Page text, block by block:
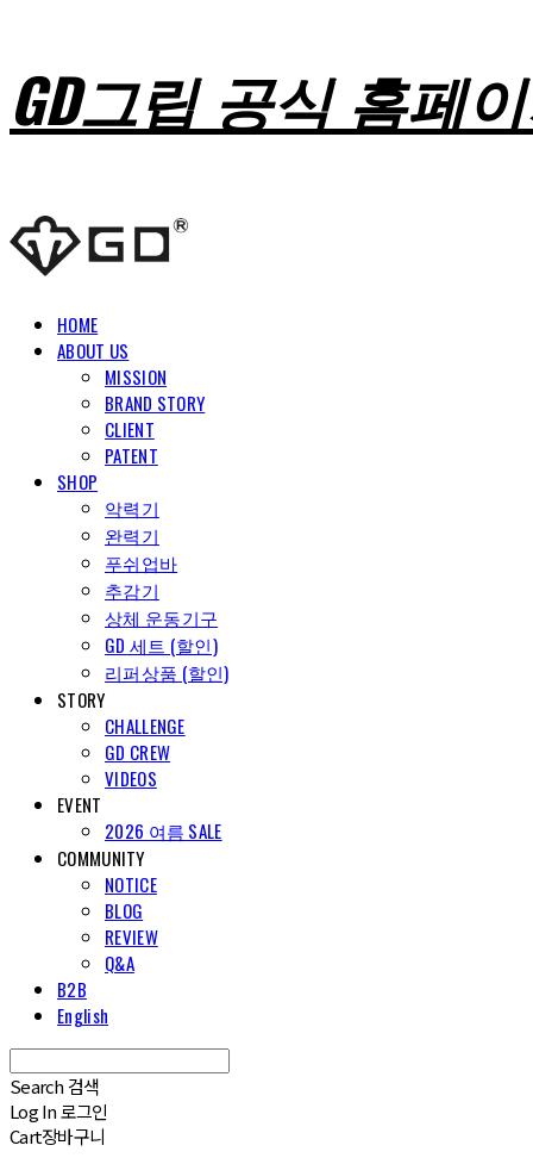
GD그립 공식 홈페
HOME
ABOUT US
MISSION
BRAND STORY
CLIENT
PATENT
SHOP
악력기
완력기
푸쉬업바
추감기
상체 운동기구
GD 세트 (할인)
리퍼상품 (할인)
STORY
CHALLENGE
GD CREW
VIDEOS
EVENT
2026 여름 SALE
COMMUNITY
NOTICE
BLOG
REVIEW
Q&A
B2B
English
Search 검색
Log In로그인
Cart장바구니